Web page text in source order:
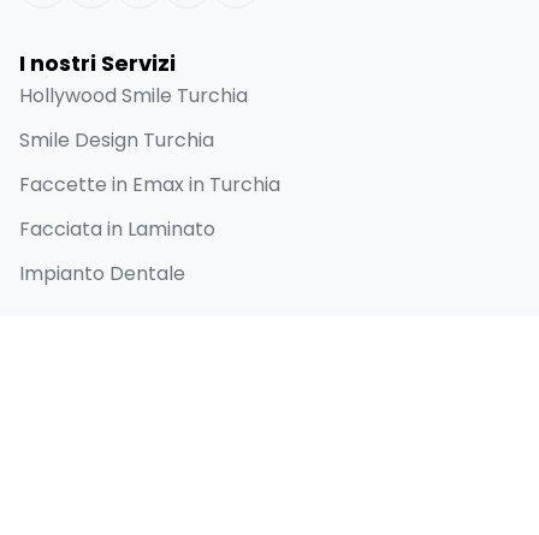
I nostri Servizi
Hollywood Smile Turchia
Smile Design Turchia
Faccette in Emax in Turchia
Facciata in Laminato
Impianto Dentale